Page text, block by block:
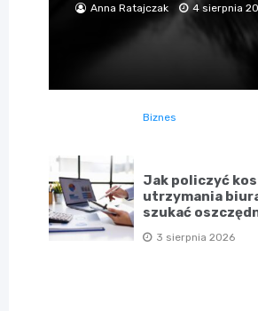
Anna Ratajczak 4 sierpnia
Biznes
Jak policzyć
utrzymania
szukać
3 sierpnia 2026